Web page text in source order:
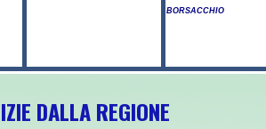
BORSACCHIO
DALLA REGIONE